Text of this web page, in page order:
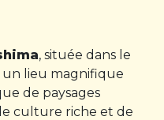
, située dans le
un lieu magnifique
de paysages
culture riche et de